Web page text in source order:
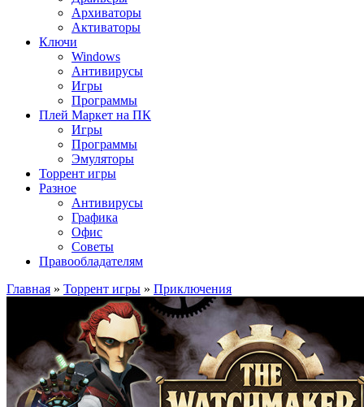
Архиваторы
Активаторы
Ключи
Windows
Антивирусы
Игры
Программы
Плей Маркет на ПК
Игры
Программы
Эмуляторы
Торрент игры
Разное
Антивирусы
Графика
Офис
Советы
Правообладателям
Главная » Торрент игры » Приключения